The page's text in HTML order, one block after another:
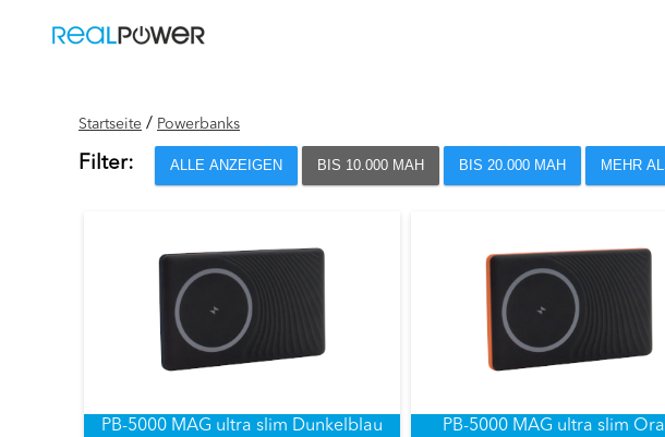
Startseite / Powerbanks
Filter: ALLE ANZEIGEN BIS 10.000 MAH BIS 20.000 MAH MEHR
PB-5000 MAG ultra slim
PB-5000 MAG ultra slim Dunkelblau